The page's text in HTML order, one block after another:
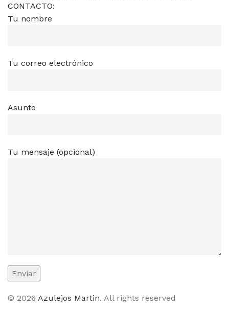
CONTACTO:
Tu nombre
Tu correo electrónico
Asunto
Tu mensaje (opcional)
© 2026 Azulejos Martin. All rights reserved